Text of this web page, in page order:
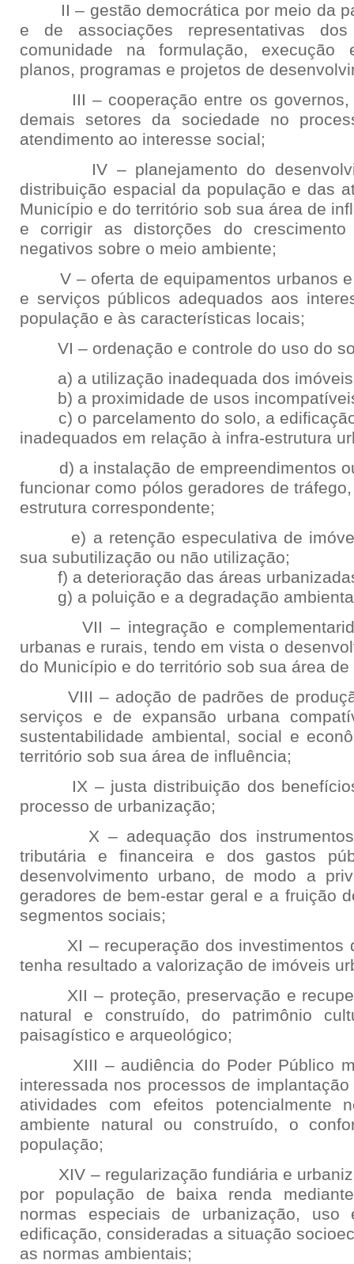
II – gestão democrática por meio da
e de associações representativas
comunidade na formulação, execução
planos, programas e projetos de
III – cooperação entre os governos,
demais setores da sociedade no
atendimento ao interesse social;
IV – planejamento do
distribuição espacial da população e das
Município e do território sob sua área de
e corrigir as distorções do
negativos sobre o meio ambiente;
V – oferta de equipamentos urbanos e
e serviços públicos adequados aos
população e às características locais;
VI – ordenação e controle do uso do
a) a utilização inadequada dos imóveis
b) a proximidade de usos
c) o parcelamento do solo, a
inadequados em relação à infra-estrutura
d) a instalação de empreendimentos
funcionar como pólos geradores de
estrutura correspondente;
e) a retenção especulativa de imóvel
sua subutilização ou não utilização;
f) a deterioração das áreas
g) a poluição e a degradação
VII – integração e
urbanas e rurais, tendo em vista o
do Município e do território sob sua área
VIII – adoção de padrões de
serviços e de expansão urbana
sustentabilidade ambiental, social e
território sob sua área de influência;
IX – justa distribuição dos benefícios
processo de urbanização;
X – adequação dos instrumentos
tributária e financeira e dos gastos
desenvolvimento urbano, de modo a
geradores de bem-estar geral e a fruição
segmentos sociais;
XI – recuperação dos investimentos
tenha resultado a valorização de imóveis
XII – proteção, preservação e
natural e construído, do patrimônio
paisagístico e arqueológico;
XIII – audiência do Poder Público
interessada nos processos de
atividades com efeitos potencialmente
ambiente natural ou construído, o
população;
XIV – regularização fundiária e
por população de baixa renda
normas especiais de urbanização,
edificação, consideradas a situação
as normas ambientais;